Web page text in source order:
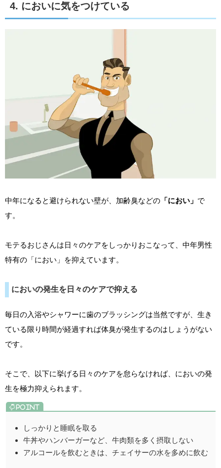
4. においに気をつけている
中年になると避けられない壁が、加齢臭などの 「におい」 で
す。
モテるおじさんは日々のケアをしっかりおこなって、中年男性
特有の「におい」を抑えています。
においの発生を日々のケアで抑える
毎日の入浴やシャワーに歯のブラッシングは当然ですが、生き
ている限り時間が経過すれば体臭が発生するのはしょうがない
です。
そこで、以下に挙げる日々のケアを怠らなければ、においの発
生を極力抑えられます。
しっかりと睡眠を取る
牛丼やハンバーガーなど、牛肉類を多く摂取しない
アルコールを飲むときは、チェイサーの水を多めに飲む